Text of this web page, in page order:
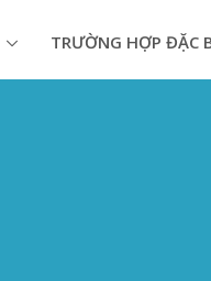
TRƯỜNG HỢP ĐẶC